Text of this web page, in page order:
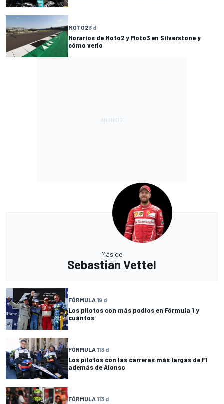
MOTO23 d
Horarios de Moto2 y Moto3 en Silverstone y
cómo verlo
Más de
Sebastian Vettel
FÓRMULA 19 d
Los pilotos con más podios en Fórmula 1 y
cuántos
FÓRMULA 113 d
Los pilotos con las carreras más largas de F1
además de Alonso
FÓRMULA 113 d